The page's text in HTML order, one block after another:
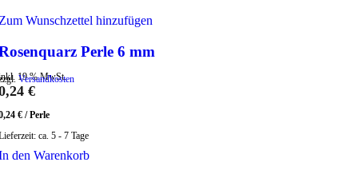
Wunschzettel hinzufügen
Perle 6 mm
19 % MwSt.
Versandkosten
€
€ /Perle
ca. 5 - 7 Tage
den Warenkorb